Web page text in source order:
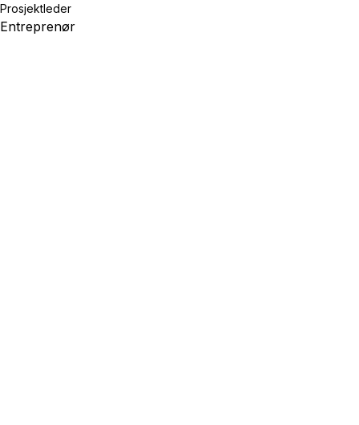
Prosjektleder
Entreprenør